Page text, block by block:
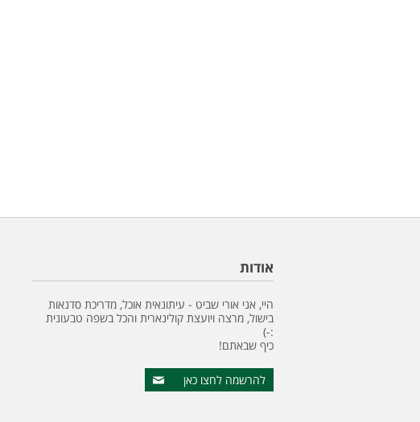
אודות
היי, אני אורי שביט - עיתונאית אוכל, מדריכת סדנאות
בישול, מרצה ויועצת קולינארית והכל בשפה טבעונית
:-)
כיף שבאתם!
להרשמה לחצו כאן